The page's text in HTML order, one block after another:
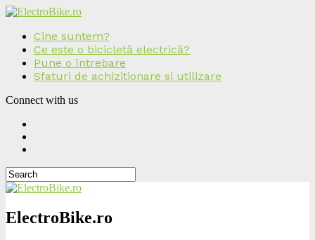
Cine suntem?
Ce este o bicicletă electrică?
Pune o întrebare
Sfaturi de achizitionare si utilizare
Connect with us
ElectroBike.ro